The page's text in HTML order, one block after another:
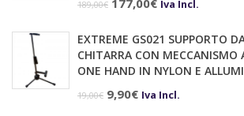
189,00€
originale
era:
189,00€.
attuale
è:
177,00€.
Iva Incl.
EXTREME GS021 SUPPORTO
CHITARRA CON MECCANISMO
ONE HAND IN NYLON E
19,00€ Il
9,90€IlIva Incl.